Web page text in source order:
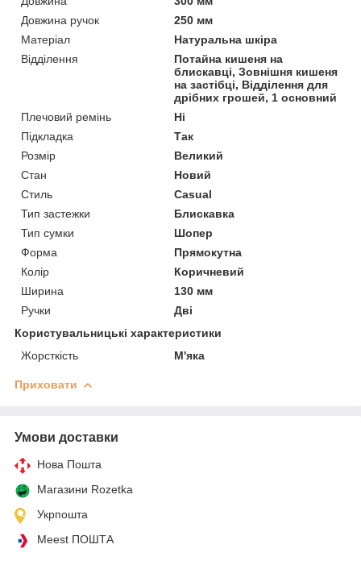
Довжина ручок
250 мм
Матеріал
Натуральна шкіра
Відділення
Потайна кишеня на
блискавці, Зовнішня кишеня
на застібці, Відділення для
дрібних грошей, 1 основний
Плечовий ремінь
Ні
Підкладка
Так
Розмір
Великий
Стан
Новий
Стиль
Casual
Тип застежки
Блискавка
Тип сумки
Шопер
Форма
Прямокутна
Колір
Коричневий
Ширина
130 мм
Ручки
Дві
Користувальницькі характеристики
Жорсткість
М'яка
Приховати
Умови доставки
Нова Пошта
Магазини Rozetka
Укрпошта
Meest ПОШТА